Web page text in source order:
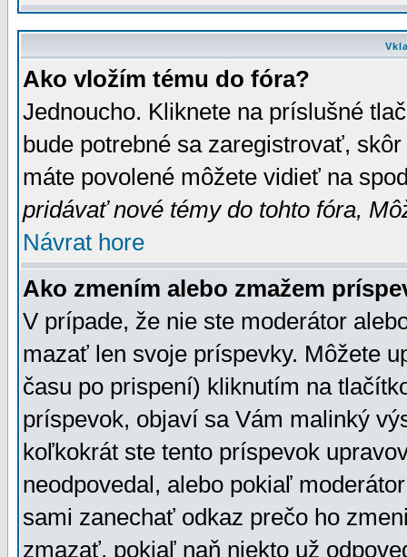
Ako vložím tému do fóra?
Jednoucho. Kliknete na príslušné
bude potrebné sa zaregistrovať,
máte povolené môžete vidieť na
pridávať nové témy do tohto fóra,
Návrat hore
Ako zmením alebo zmažem
V prípade, že nie ste moderátor
mazať len svoje príspevky. Môžete
času po prispení) kliknutím na
príspevok, objaví sa Vám malinký
koľkokrát ste tento príspevok
neodpovedal, alebo pokiaľ
sami zanechať odkaz prečo ho
zmazať, pokiaľ naň niekto už